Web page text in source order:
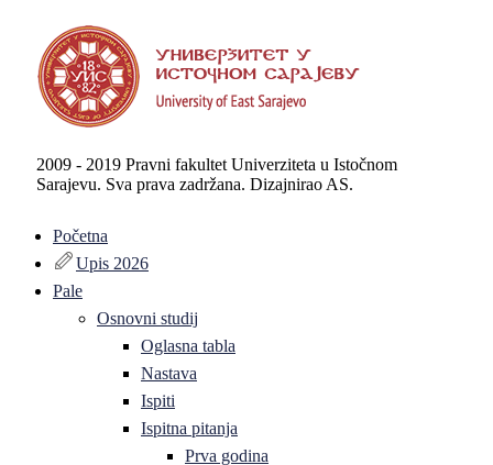
2009 - 2019 Pravni fakultet Univerziteta u Istočnom
Sarajevu. Sva prava zadržana. Dizajnirao AS.
Početna
Upis 2026
Pale
Osnovni studij
Oglasna tabla
Nastava
Ispiti
Ispitna pitanja
Prva godina